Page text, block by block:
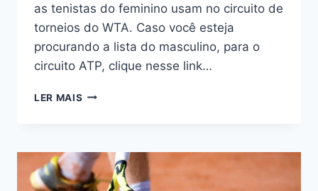
as tenistas do feminino usam no circuito de
torneios do WTA. Caso você esteja
procurando a lista do masculino, para o
circuito ATP, clique nesse link…
LER MAIS AS
DO
WTA
(FEMININO)